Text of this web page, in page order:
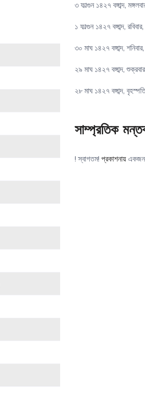
৩ ফাল্গুন ১৪২৭ বঙ্গাব্দ,
১ ফাল্গুন ১৪২৭ বঙ্গাব্দ,
৩০ মাঘ ১৪২৭ বঙ্গাব্দ,
২৯ মাঘ ১৪২৭ বঙ্গাব্দ,
২৮ মাঘ ১৪২৭ বঙ্গাব্দ,
সাম্প্রতিক
! স্বাগতম! প্রকাশনায়একজন